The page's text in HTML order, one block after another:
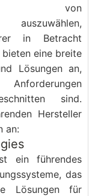
von
auszuwählen,
in Betracht
eine breite
Lösungen an,
sind.
Hersteller
an:
ein führendes
das
Lösungen für